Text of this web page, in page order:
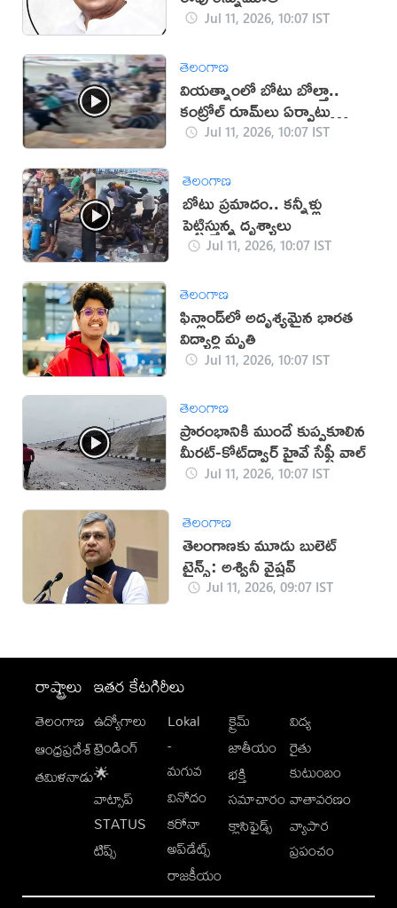
Jul 11, 2026, 10:07 IST
తెలంగాణ
వియత్నాంలో బోటు బోల్తా..
కంట్రోల్ రూమ్‌లు ఏర్పాటు
(వీడియో)
Jul 11, 2026, 10:07 IST
తెలంగాణ
బోటు ప్రమాదం.. కన్నీళ్లు
పెట్టిస్తున్న దృశ్యాలు
Jul 11, 2026, 10:07 IST
తెలంగాణ
ఫిన్లాండ్‌లో అదృశ్యమైన భారత
విద్యార్థి మృతి
Jul 11, 2026, 10:07 IST
తెలంగాణ
ప్రారంభానికి ముందే కుప్పకూలిన
మీరట్-కోట్‌ద్వార్ హైవే సేఫ్టీ వాల్
Jul 11, 2026, 10:07 IST
తెలంగాణ
తెలంగాణకు మూడు బులెట్
ట్రైన్స్: అశ్వినీ వైష్ణవ్
Jul 11, 2026, 09:07 IST
రాష్ట్రాలు
తెలంగాణ
ఆంధ్రప్రదేశ్
తమిళనాడు
ఇతర కేటగిరీలు
ఉద్యోగాలు
ట్రెండింగ్
🌟
వాట్సాప్
STATUS
టిప్స్
Lokal
-
మగువ
వినోదం
కరోనా
అప్‌డేట్స్
రాజకీయం
క్రైమ్
జాతీయం
భక్తి
సమాచారం
క్లాసిఫైడ్స్
విద్య
రైతు
కుటుంబం
వాతావరణం
వ్యాపార
ప్రపంచం